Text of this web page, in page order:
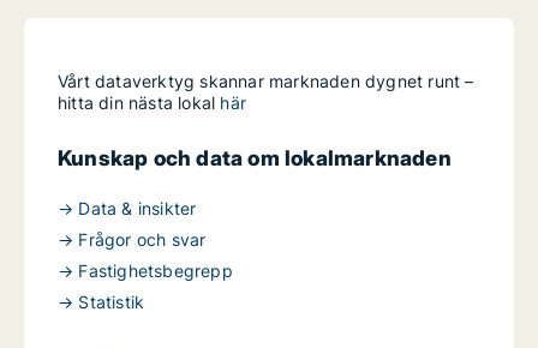
Vårt dataverktyg skannar marknaden dygnet runt –
hitta din nästa lokal här
Kunskap och data om lokalmarknaden
→ Data & insikter
→ Frågor och svar
→ Fastighetsbegrepp
→ Statistik